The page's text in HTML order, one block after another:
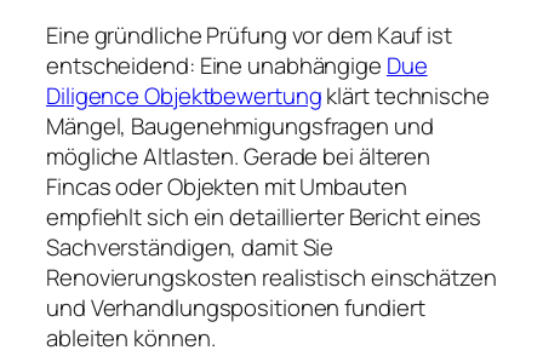
Eine gründliche Prüfung vor dem Kauf ist
entscheidend: Eine unabhängige Due
Diligence Objektbewertungklärt technische
Mängel, Baugenehmigungsfragen und
mögliche Altlasten. Gerade bei älteren
Fincas oder Objekten mit Umbauten
empfiehlt sich ein detaillierter Bericht eines
Sachverständigen, damit Sie
Renovierungskosten realistisch einschätzen
und Verhandlungspositionen fundiert
ableiten können.